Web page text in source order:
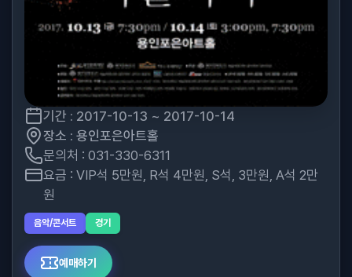
기간 : 2017-10-13 ~ 2017-10-14
장소 : 용인포은아트홀
문의처 : 031-330-6311
요금 : VIP석 5만원, R석 4만원, S석, 3만원, A석 2만
원
음악/콘서트 경기
예매하기